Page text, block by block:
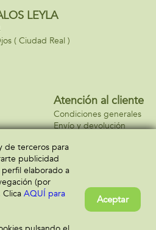
LEYLA
( Ciudad Real )
Atención al cliente
Condiciones generales
Envío y devolución
de terceros para
publicidad
elaborado a
(por
Clica AQUÍ para
Aceptar